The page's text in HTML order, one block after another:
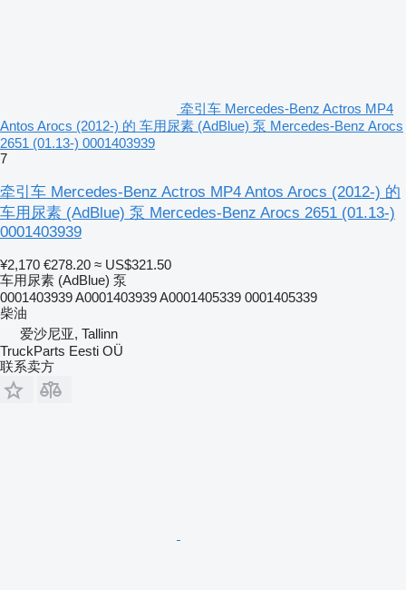
牵引车 Mercedes-Benz Actros MP4
Antos Arocs (2012-) 的 车用尿素 (AdBlue) 泵 Mercedes-Benz Arocs
2651 (01.13-) 0001403939
7
牵引车 Mercedes-Benz Actros MP4 Antos Arocs (2012-) 的
车用尿素 (AdBlue) 泵 Mercedes-Benz Arocs 2651 (01.13-)
0001403939
¥2,170 €278.20 ≈ US$321.50
车用尿素 (AdBlue) 泵
0001403939 A0001403939 A0001405339 0001405339
柴油
爱沙尼亚, Tallinn
TruckParts Eesti OÜ
联系卖方